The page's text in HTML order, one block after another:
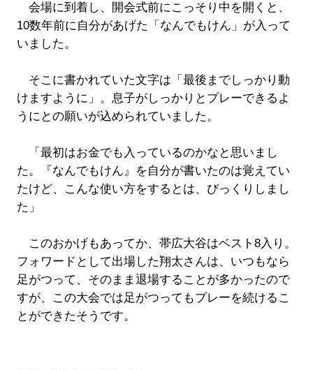
会場に到着し、開会式前にこっそり中を開くと、
10数年前に自分があげた「なんでもけん」が入って
いました。
そこに書かれていた文字は「最後までしっかり動
けますように」。息子がしっかりとプレーできるよ
うにとの願いが込められていました。
「最初はお金でも入っているのかなと思いまし
た。『なんでもけん』を自分が書いたのは覚えてい
たけど、こんな使い方をするとは、びっくりしまし
た」
このおかげもあってか、帯広大谷はベスト8入り。
フォワードとして出場した翔太さんは、いつもなら
足がつって、そのまま退場することが多かったので
すが、この大会では足がつってもプレーを続けるこ
とができたそうです。